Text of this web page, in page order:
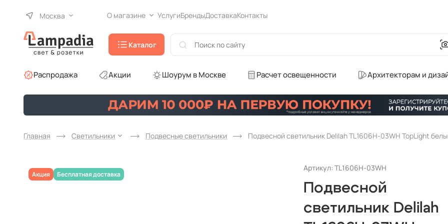
Москва О магазине УслугиБрендыДоставкаКонтакты
Каталог
Распродажа Акции Шоурум в Москве Расчет освещенности Архитекторам и
Главная Светильники Подвесные светильники Подвесной светильник Delilah TL1606H-03WH TopLight
Артикул: TL1606H-03WH
Подвесной
светильник Delilah